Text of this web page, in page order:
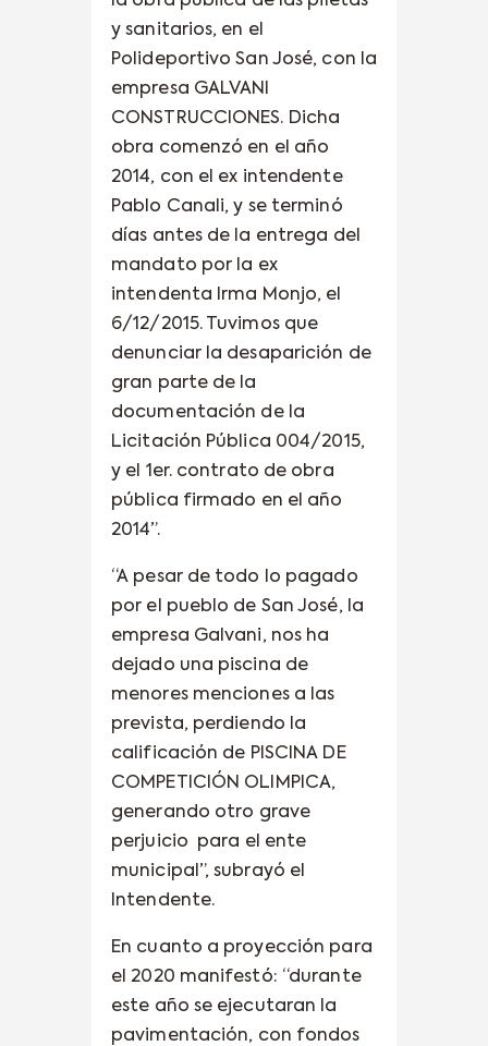
y sanitarios, en el
Polideportivo San José, con la
empresa GALVANI
CONSTRUCCIONES. Dicha
obra comenzó en el año
2014, con el ex intendente
Pablo Canali, y se terminó
días antes de la entrega del
mandato por la ex
intendenta Irma Monjo, el
6/12/2015. Tuvimos que
denunciar la desaparición de
gran parte de la
documentación de la
Licitación Pública 004/2015,
y el 1er. contrato de obra
pública firmado en el año
2014”.
“A pesar de todo lo pagado
por el pueblo de San José, la
empresa Galvani, nos ha
dejado una piscina de
menores menciones a las
prevista, perdiendo la
calificación de PISCINA DE
COMPETICIÓN OLIMPICA,
generando otro grave
perjuicio
para el ente
municipal”, subrayó el
Intendente.
En cuanto a proyección para
el 2020 manifestó: “durante
este año se ejecutaran la
pavimentación, con fondos